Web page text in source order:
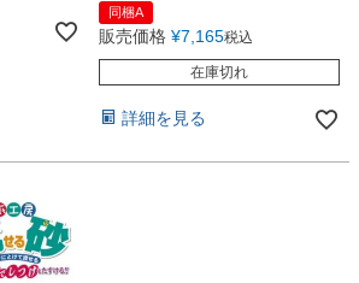
同梱A
販売価格 ¥7,165税込
在庫切れ
詳細を見る